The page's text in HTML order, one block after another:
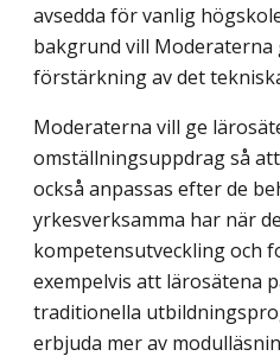
avsedda för vanlig
bakgrund vill Moderaterna
förstärkning av det
Moderaterna vill ge
omställningsuppdrag så
också anpassas efter de
yrkesverksamma har när
kompetensutveckling och
exempelvis att lärosätena
traditionella
erbjuda mer av